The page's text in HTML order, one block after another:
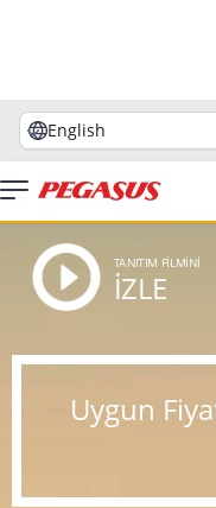
English
TANITIM FİLMİNİ
İZLE
Uygun